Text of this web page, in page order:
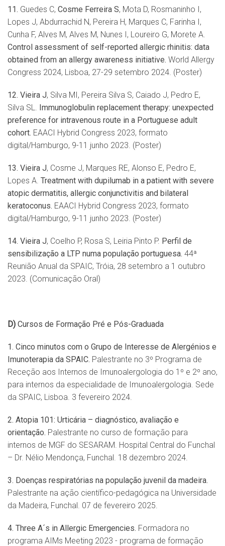
11. Guedes C, Cosme Ferreira S, Mota D, Rosmaninho I,
Lopes J, Abdurrachid N, Pereira H, Marques C, Farinha I,
Cunha F, Alves M, Alves M, Nunes I, Loureiro G, Morete A.
Control assessment of self-reported allergic rhinitis: data
obtained from an allergy awareness initiative. World Allergy
Congress 2024, Lisboa, 27-29 setembro 2024. (Poster)
12. Vieira J, Silva MI, Pereira Silva S, Caiado J, Pedro E,
Silva SL. Immunoglobulin replacement therapy: unexpected
preference for intravenous route in a Portuguese adult
cohort. EAACI Hybrid Congress 2023, formato
digital/Hamburgo, 9-11 junho 2023. (Poster)
13. Vieira J, Cosme J, Marques RE, Alonso E, Pedro E,
Lopes A. Treatment with dupilumab in a patient with severe
atopic dermatitis, allergic conjunctivitis and bilateral
keratoconus. EAACI Hybrid Congress 2023, formato
digital/Hamburgo, 9-11 junho 2023. (Poster)
14. Vieira J, Coelho P, Rosa S, Leiria Pinto P. Perfil de
sensibilização a LTP numa população portuguesa. 44ª
Reunião Anual da SPAIC, Tróia, 28 setembro a 1 outubro
2023. (Comunicação Oral)
D) Cursos de Formação Pré e Pós-Graduada
1. Cinco minutos com o Grupo de Interesse de Alergénios e
Imunoterapia da SPAIC. Palestrante no 3º Programa de
Receção aos Internos de Imunoalergologia do 1º e 2º ano,
para internos da especialidade de Imunoalergologia. Sede
da SPAIC, Lisboa. 3 fevereiro 2024.
2. Atopia 101: Urticária – diagnóstico, avaliação e
orientação. Palestrante no curso de formação para
internos de MGF do SESARAM. Hospital Central do Funchal
– Dr. Nélio Mendonça, Funchal. 18 dezembro 2024.
3. Doenças respiratórias na população juvenil da madeira.
Palestrante na ação científico-pedagógica na Universidade
da Madeira, Funchal. 07 de fevereiro 2025.
4. Three A´s in Allergic Emergencies. Formadora no
programa AIMs Meeting 2023 - programa de formação